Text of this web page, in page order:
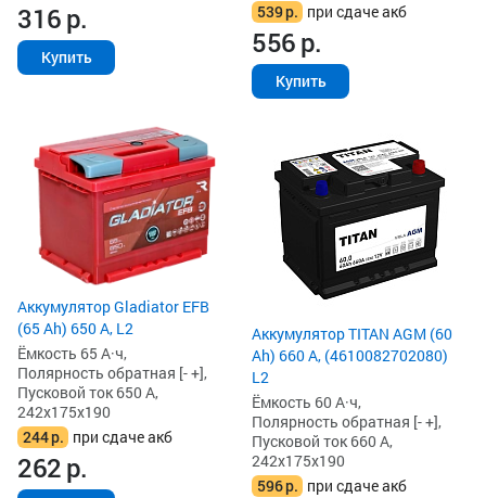
316р.
Купить
539р. при сдаче акб
556р.
Купить
Аккумулятор Gladiator EFB
(65 Ah) 650 А, L2
Ёмкость 65 А·ч,
Полярность обратная [- +],
Пусковой ток 650 А,
242x175x190
244р. при сдаче акб
262р.
Аккумулятор TITAN AGM (60
Ah) 660 А, (4610082702080)
L2
Ёмкость 60 А·ч,
Полярность обратная [- +],
Пусковой ток 660 А,
242x175x190
596р. при сдаче акб